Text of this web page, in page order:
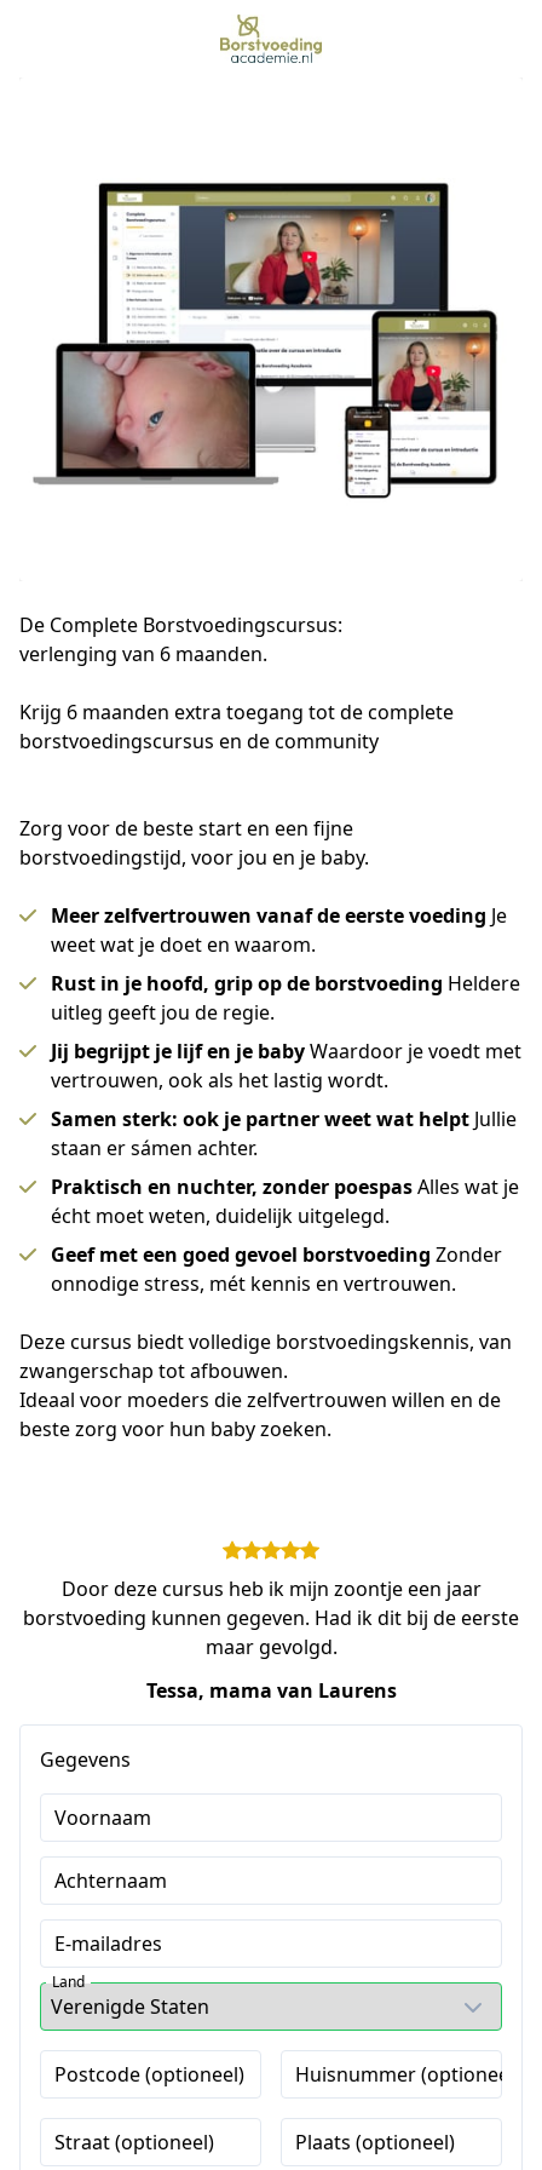
De Complete Borstvoedingscursus:
verlenging van 6 maanden.
Krijg 6 maanden extra toegang tot de complete
borstvoedingscursus en de community
Zorg voor de beste start en een fijne
borstvoedingstijd, voor jou en je baby.
Meer zelfvertrouwen vanaf de eerste voeding Je
weet wat je doet en waarom.
Rust in je hoofd, grip op de borstvoeding Heldere
uitleg geeft jou de regie.
Jij begrijpt je lijf en je babyWaardoor je voedt met
vertrouwen, ook als het lastig wordt.
Samen sterk: ook je partner weet wat helpt Jullie
staan er sámen achter.
Praktisch en nuchter, zonder poespasAlles wat je
écht moet weten, duidelijk uitgelegd.
Geef met een goed gevoel borstvoeding Zonder
onnodige stress, mét kennis en vertrouwen.
Deze cursus biedt volledige borstvoedingskennis, van
zwangerschap tot afbouwen.
Ideaal voor moeders die zelfvertrouwen willen en de
beste zorg voor hun baby zoeken.
Door deze cursus heb ik mijn zoontje een jaar
borstvoeding kunnen gegeven. Had ik dit bij de eerste
maar gevolgd.
Tessa, mama van Laurens
Gegevens
Voornaam
Achternaam
E-mailadres
Land
Postcode (optioneel) Huisnummer (optioneel)
Straat (optioneel) Plaats (optioneel)